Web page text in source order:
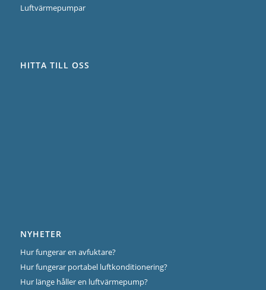
Luftvärmepumpar
HITTA TILL OSS
NYHETER
Hur fungerar en avfuktare?
Hur fungerar portabel luftkonditionering?
Hur länge håller en luftvärmepump?